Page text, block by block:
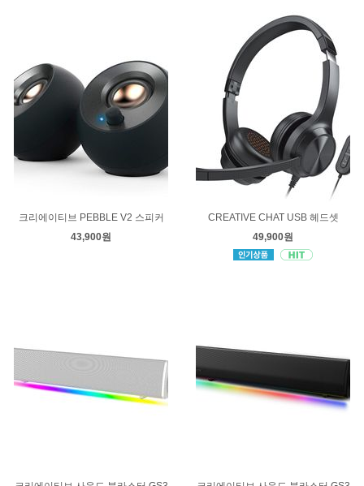
크리에이티브 PEBBLE V2 스피커
43,900원
CREATIVE CHAT USB 헤드셋
49,900원